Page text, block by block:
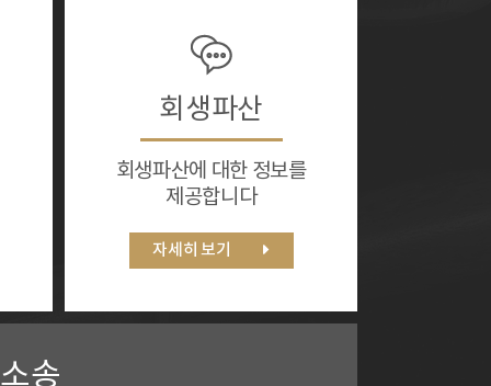
회생파산
회생파산에 대한 정보를
제공합니다
자세히 보기
송